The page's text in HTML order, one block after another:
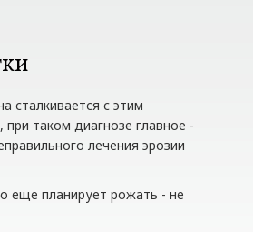
сталкивается с этим
таком диагнозе главное -
лечения эрозии
еще планирует рожать - не